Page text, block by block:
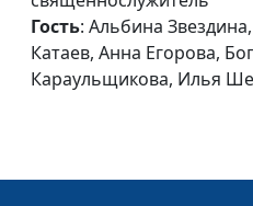
Пульт управления
твоим сердцем:
твои слова (первая
часть)
Гость: Альбина
Катаев, Анна Егорова,
Караульщикова, Илья